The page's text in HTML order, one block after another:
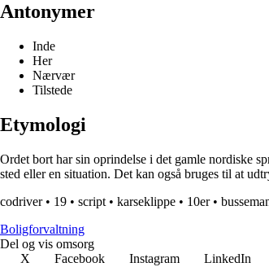
Antonymer
Inde
Her
Nærvær
Tilstede
Etymologi
Ordet bort har sin oprindelse i det gamle nordiske
sted eller en situation. Det kan også bruges til at
codriver• 19 • script • karseklippe • 10er•
Boligforvaltning
Del og vis omsorg
X
Facebook Instagram LinkedIn